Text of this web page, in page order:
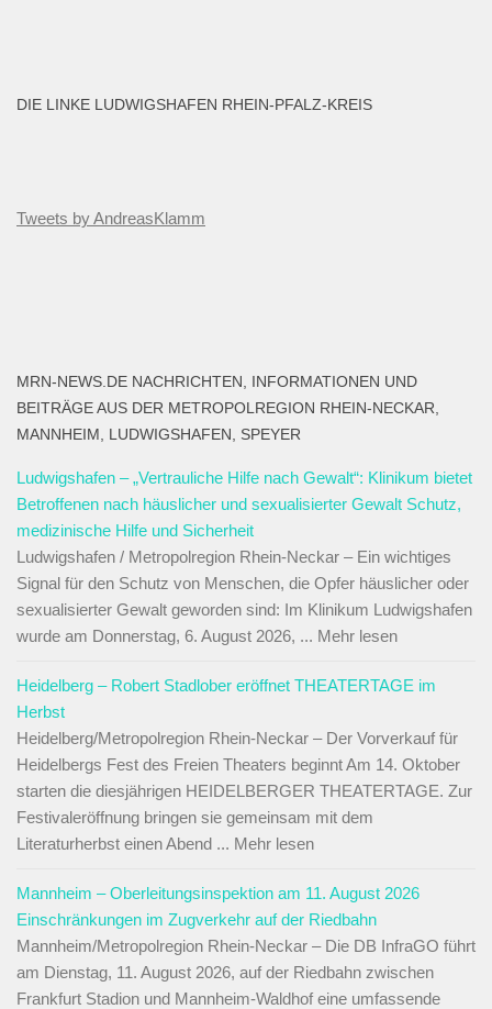
DIE LINKE LUDWIGSHAFEN RHEIN-PFALZ-KREIS
Tweets by AndreasKlamm
MRN-NEWS.DE NACHRICHTEN, INFORMATIONEN UND
BEITRÄGE AUS DER METROPOLREGION RHEIN-NECKAR,
MANNHEIM, LUDWIGSHAFEN, SPEYER
Ludwigshafen – „Vertrauliche Hilfe nach Gewalt“: Klinikum bietet
Betroffenen nach häuslicher und sexualisierter Gewalt Schutz,
medizinische Hilfe und Sicherheit
Ludwigshafen / Metropolregion Rhein-Neckar – Ein wichtiges
Signal für den Schutz von Menschen, die Opfer häuslicher oder
sexualisierter Gewalt geworden sind: Im Klinikum Ludwigshafen
wurde am Donnerstag, 6. August 2026, ... Mehr lesen
Heidelberg – Robert Stadlober eröffnet THEATERTAGE im
Herbst
Heidelberg/Metropolregion Rhein-Neckar – Der Vorverkauf für
Heidelbergs Fest des Freien Theaters beginnt Am 14. Oktober
starten die diesjährigen HEIDELBERGER THEATERTAGE. Zur
Festivaleröffnung bringen sie gemeinsam mit dem
Literaturherbst einen Abend ... Mehr lesen
Mannheim – Oberleitungsinspektion am 11. August 2026
Einschränkungen im Zugverkehr auf der Riedbahn
Mannheim/Metropolregion Rhein-Neckar – Die DB InfraGO führt
am Dienstag, 11. August 2026, auf der Riedbahn zwischen
Frankfurt Stadion und Mannheim-Waldhof eine umfassende